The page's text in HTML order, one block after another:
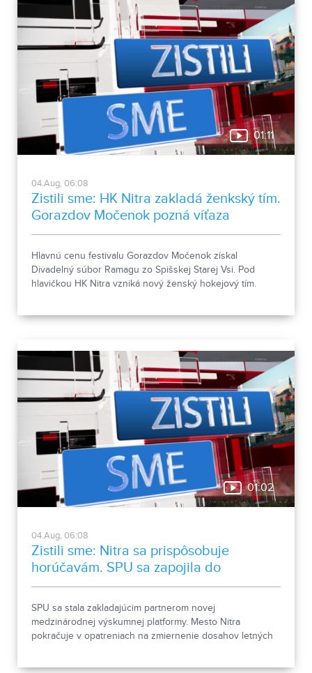
01:11
04.Aug, 06:08
Zistili sme: HK Nitra zakladá ženkský tím.
Gorazdov Močenok pozná víťaza
Hlavnú cenu festivalu Gorazdov Močenok získal
Divadelný súbor Ramagu zo Spišskej Starej Vsi. Pod
hlavičkou HK Nitra vzniká nový ženský hokejový tím.
01:02
04.Aug, 06:08
Zistili sme: Nitra sa prispôsobuje
horúčavám. SPU sa zapojila do
medzinárodnej platformy
SPU sa stala zakladajúcim partnerom novej
medzinárodnej výskumnej platformy. Mesto Nitra
pokračuje v opatreniach na zmiernenie dosahov letných